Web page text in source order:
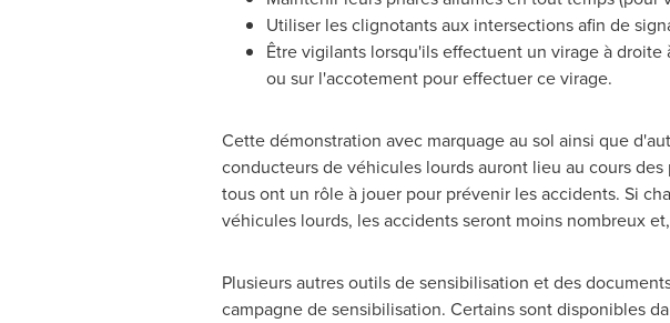
Utiliser les clignotants aux intersections afin de
Être vigilants lorsqu'ils effectuent un virage à
ou sur l'accotement pour effectuer ce virage.
Cette démonstration avec marquage au sol ainsi que
conducteurs de véhicules lourds auront lieu au cours
tous ont un rôle à jouer pour prévenir les accidents. Si
véhicules lourds, les accidents seront moins nombreux
Plusieurs autres outils de sensibilisation et des
campagne de sensibilisation. Certains sont disponibles